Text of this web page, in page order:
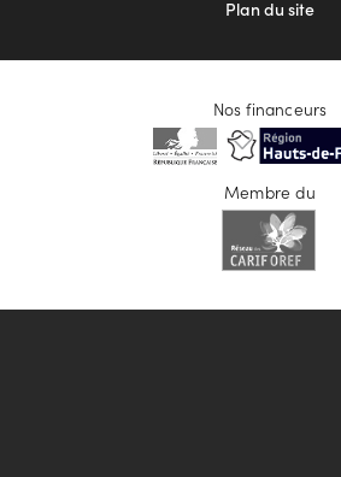
Plan du site
Nos financeurs
Membre du